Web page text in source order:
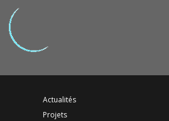
Actualités
Projets